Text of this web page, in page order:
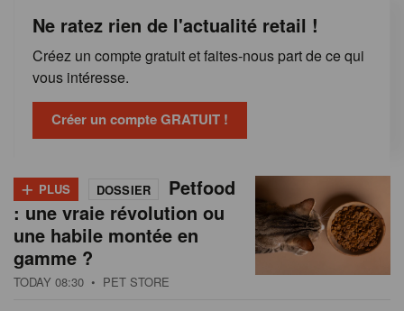
Ne ratez rien de l'actualité retail !
Créez un compte gratuit et faites-nous part de ce qui
vous intéresse.
Créer un compte GRATUIT !
+ PLUS DOSSIER
Petfood
: une vraie révolution ou
une habile montée en
gamme ?
TODAY 08:30 • PET STORE